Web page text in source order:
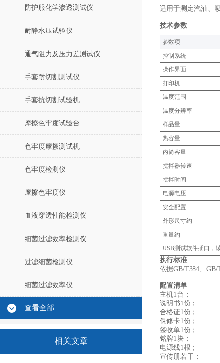
防护服化学渗透测试仪
耐静水压试验仪
通气阻力及压力差测试仪
手套耐切割测试仪
手套抗切割试验机
摩擦色牢度试验台
色牢度摩擦测试机
色牢度检测仪
摩擦色牢度仪
血液穿透性能检测仪
细菌过滤效率检测仪
过滤细菌检测仪
细菌过滤效率仪
查看全部
相关文章
适用于测定汽油、
技术参数
‌参数项‌
控制系统
操作界面
打印机
温度范围
温度分辨率
样品量
热容量
内筒容量
搅拌器转速
搅拌时间
电源电压
安全配置
外形尺寸约
重量约
USB测试软件插口，
执行标准
依据GB/T384、
配置清单
主机1台；
说明书1份；
合格证1份；
保修卡1份；
签收单1份；
铭牌1块；
电源线1根；
宣传册若干；